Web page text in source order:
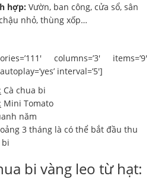
hợp: Vườn, ban công, cửa sổ, sân
nhỏ, thùng xốp…
columns=’3′ items=’9′
interval=’5′]
: Cà chua bi
: Mini Tomato
năm
3 tháng là có thể bắt đầu thu
bi
bi vàng leo từ hạt: